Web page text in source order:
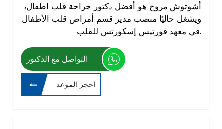
أشوتوش مروح هو أفضل دكتور جراحة قلب اطفال،
ويشغل حاليًا منصب مدير قسم أمراض قلب الأطفال
في معهد فورتيس إسكورتس للقلب.
التواصل مع الدكتور
احجز الموعد